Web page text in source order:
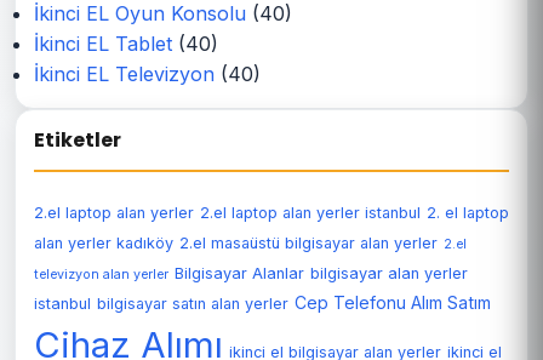
İkinci EL Oyun Konsolu (40)
İkinci EL Tablet (40)
İkinci EL Televizyon (40)
Etiketler
2.el laptop alan yerler 2.el laptop alan yerler istanbul 2. el laptop
alan yerler kadıköy 2.el masaüstü bilgisayar alan yerler 2.el
televizyon alan yerler Bilgisayar Alanlar bilgisayar alan yerler
istanbul bilgisayar satın alan yerler Cep Telefonu Alım Satım
Cihaz Alımı ikinci el bilgisayar alan yerler ikinci el